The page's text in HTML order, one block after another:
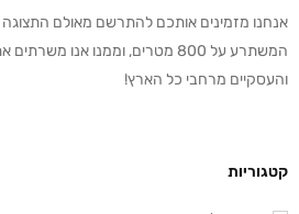
אנחנו מזמינים אותכם להתרשם מאולם התצוגה
המשתרע על 800 מטרים, וממנו אנו
והעסקיים מרחבי כל הארץ!
קטגוריות